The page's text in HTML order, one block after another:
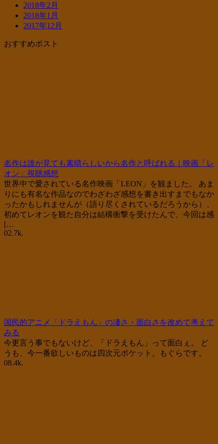
2018年2月
2018年1月
2017年12月
おすすめポスト
名作は誰が見ても素晴らしいから名作と呼ばれる｜映画「レ
オン」視聴感想
世界中で愛されている名作映画「LEON」を観ました。 あま
りにも有名な作品なのでわざわざ感想を書き出すまでもなか
ったかもしれませんが（語り尽くされているだろうから）、
初めてレオンを観た自分は結構衝撃を受けたんで、今回は感
[…
02.7k.
国民的アニメ「ドラえもん」の凄さ・面白さを改めて考えて
みる
今更言う事でもないけど、「ドラえもん」って面白ぇ。 ど
うも、今一番欲しいものは四次元ポケット。もぐらです。
08.4k.